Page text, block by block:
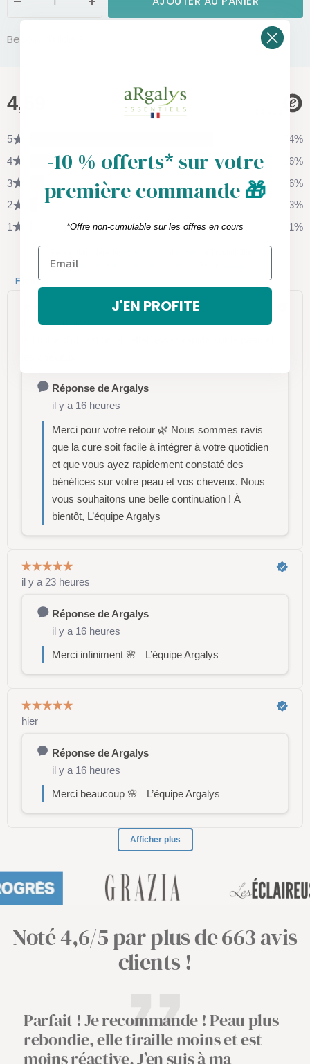
Réduire
la
quantité
Augmenter
la
Besoin d'aide ?
Noté 4,6/5 par plus de 663 avis
clients !
Parfait ! Je recommande ! Peau plus
rebondie, elle tiraille moins et est
moins réactive. J’en suis à ma
-10 % offerts* sur votre
première commande🎁
*Offre non-cumulable sur les offres en cours
J'EN PROFITE